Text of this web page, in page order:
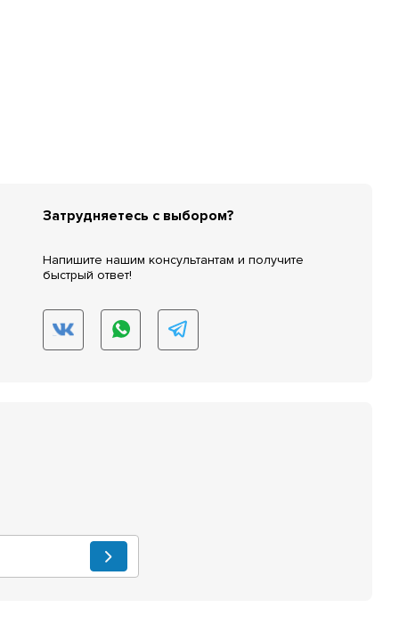
Затрудняетесь с выбором?
Напишите нашим консультантам и получите
быстрый ответ!